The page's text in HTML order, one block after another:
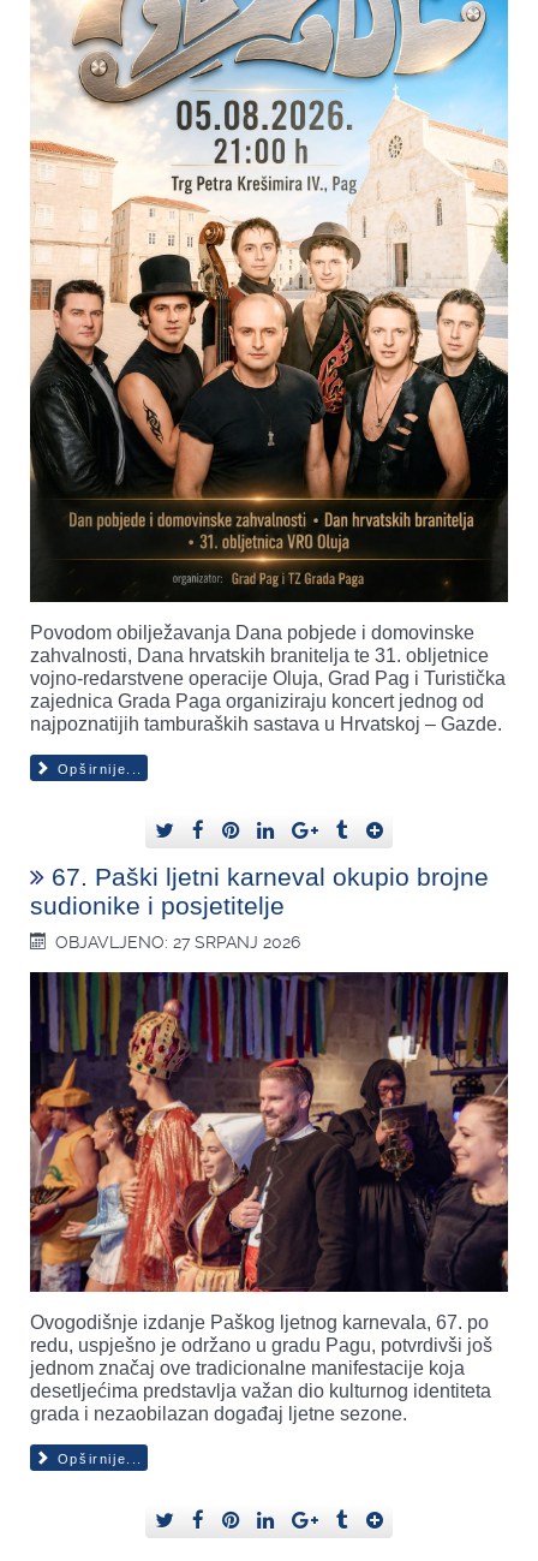
Povodom obilježavanja Dana pobjede i domovinske
zahvalnosti, Dana hrvatskih branitelja te 31. obljetnice
vojno-redarstvene operacije Oluja, Grad Pag i Turistička
zajednica Grada Paga organiziraju koncert jednog od
najpoznatijih tamburaških sastava u Hrvatskoj – Gazde.
Opširnije...
67. Paški ljetni karneval okupio brojne
sudionike i posjetitelje
OBJAVLJENO: 27 SRPANJ 2026
Ovogodišnje izdanje Paškog ljetnog karnevala, 67. po
redu, uspješno je održano u gradu Pagu, potvrdivši još
jednom značaj ove tradicionalne manifestacije koja
desetljećima predstavlja važan dio kulturnog identiteta
grada i nezaobilazan događaj ljetne sezone.
Opširnije...